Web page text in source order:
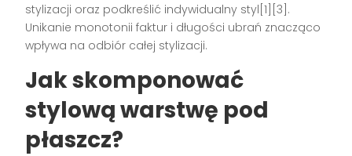
stylizacji oraz podkreślić indywidualny styl[1][3].
Unikanie monotonii faktur i długości ubrań znacząco
wpływa na odbiór całej stylizacji.
Jak skomponować
stylową warstwę pod
płaszcz?